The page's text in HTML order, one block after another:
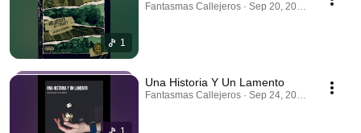
1
Fantasmas Callejeros · Sep 20, 2025
Una Historia Y Un Lamento
Fantasmas Callejeros · Sep 24, 2025